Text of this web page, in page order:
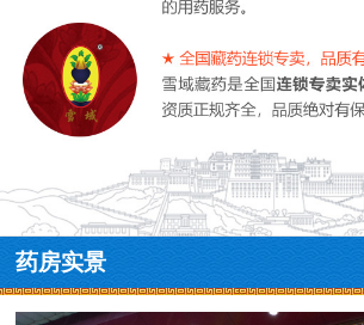
药房实景